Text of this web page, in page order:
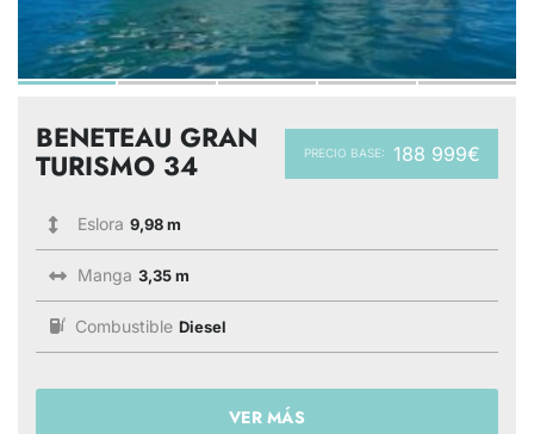
PRECIO BASE: 188 999€
BENETEAU GRAN
TURISMO 34
Eslora 9,98 m
Manga 3,35 m
Combustible Diesel
VER MÁS